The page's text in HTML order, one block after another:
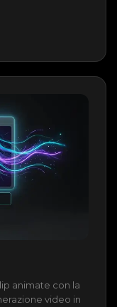
animate con la
video in